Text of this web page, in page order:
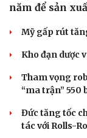
năm để sản
Mỹ gấp rút
Kho đạn dược
Tham vọng
“ma trận” 550
Đức tăng tốc
tác với Rolls-